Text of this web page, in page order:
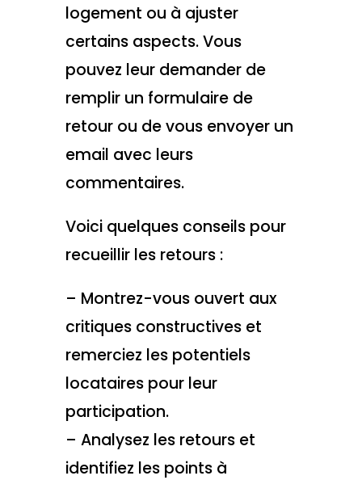
logement ou à ajuster
certains aspects. Vous
pouvez leur demander de
remplir un formulaire de
retour ou de vous envoyer un
email avec leurs
commentaires.
Voici quelques conseils pour
recueillir les retours :
– Montrez-vous ouvert aux
critiques constructives et
remerciez les potentiels
locataires pour leur
participation.
– Analysez les retours et
identifiez les points à